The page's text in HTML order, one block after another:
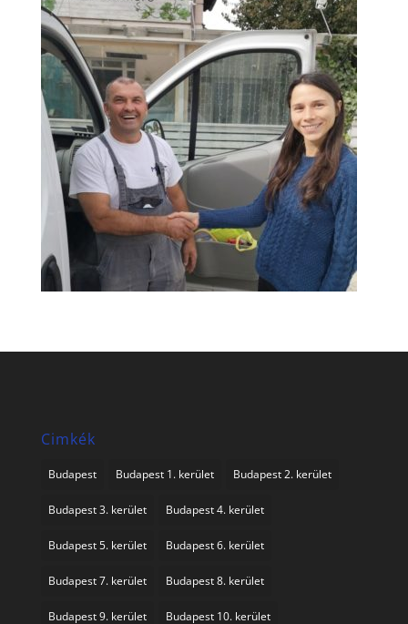
Cimkék
Budapest Budapest 1. kerület Budapest 2. kerület
Budapest 3. kerület Budapest 4. kerület
Budapest 5. kerület Budapest 6. kerület
Budapest 7. kerület Budapest 8. kerület
Budapest 9. kerület Budapest 10. kerület